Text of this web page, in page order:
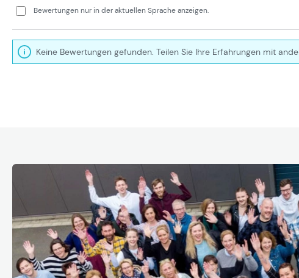
Bewertungen nur in der aktuellen Sprache anzeigen.
Keine Bewertungen gefunden. Teilen Sie Ihre Erfahrungen mit